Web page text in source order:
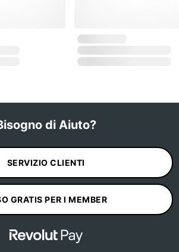
di Aiuto?
SERVIZIO CLIENTI
GRATIS PER I MEMBER